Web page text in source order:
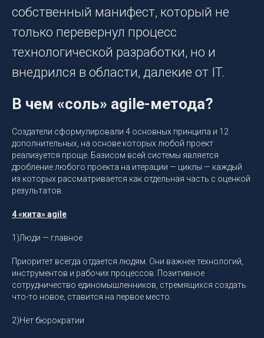
собственный манифест, который не
только перевернул процесс
технологической разработки, но и
внедрился в области, далекие от IT.
В чем «соль» agile-метода?
Создатели сформулировали 4 основных принципа и 12
дополнительных, на основе которых любой проект
реализуется проще. Базисом всей системы является
дробление любого проекта на итерации — циклы — каждый
из которых рассматривается как отдельная часть с оценкой
результатов.
4 «кита» agile
1)Люди — главное
Приоритет всегда отдается людям. Они важнее технологий,
инструментов и рабочих процессов. Позитивное
сотрудничество единомышленников, стремящихся создать
что-то новое, ставится на первое место.
2)Нет бюрократии